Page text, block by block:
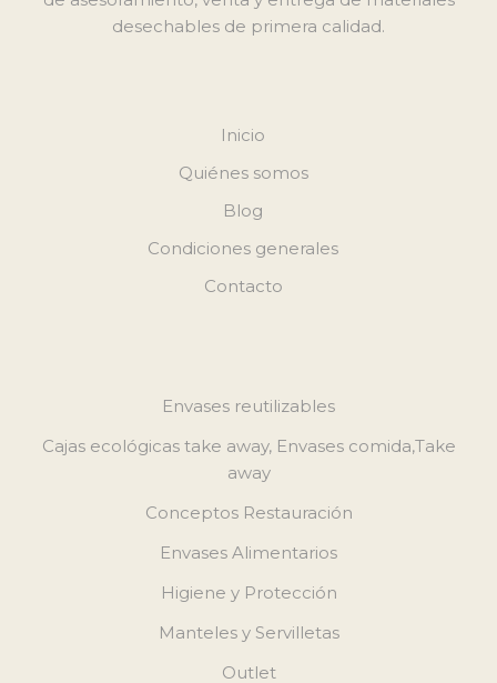
desechables de primera calidad.
Inicio
Quiénes somos
Blog
Condiciones generales
Contacto
Envases reutilizables
Cajas ecológicas take away, Envases comida,Take
away
Conceptos Restauración
Envases Alimentarios
Higiene y Protección
Manteles y Servilletas
Outlet